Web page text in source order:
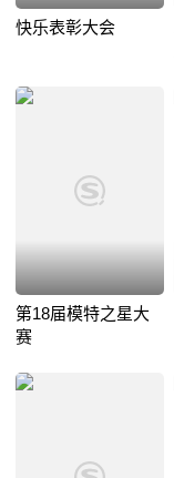
快乐表彰大会
第18届模特之星大
赛